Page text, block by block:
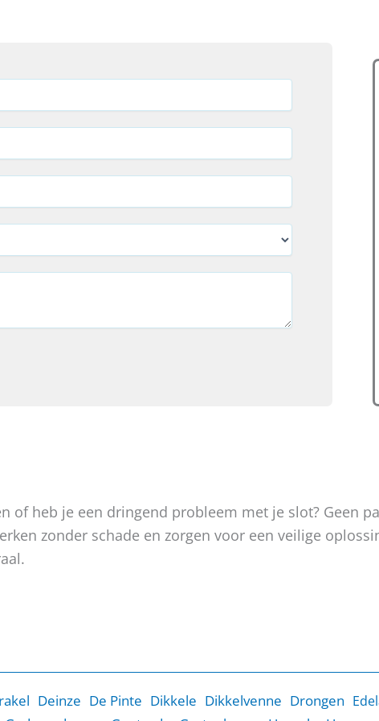
of heb je een dringend probleem met je slot? Geen
zonder schade en zorgen voor een veilige
Deinze De Pinte Dikkele Dikkelvenne Drongen